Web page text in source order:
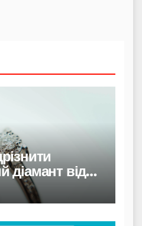
діамант від